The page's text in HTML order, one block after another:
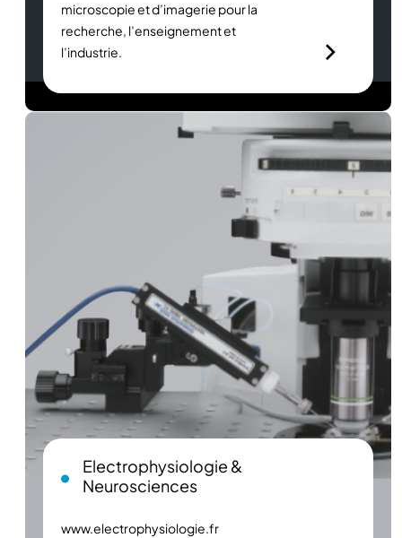
microscopie et d’imagerie pour la
recherche, l’enseignement et
l’industrie.
Electrophysiologie &
Neurosciences
www.electrophysiologie.fr